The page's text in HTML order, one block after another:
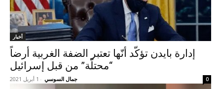
أخبار
إدارة بايدن تؤكّد أنّها تعتبر الضفة الغربية أرضاً
“محتلّة” من قبل إسرائيل
جمال السوسي - 1 أبريل 2021 0